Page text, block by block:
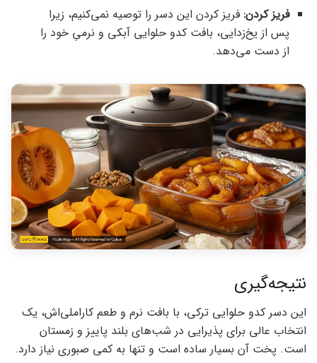
فریز کردن: فریز کردن این دسر را توصیه نمی‌کنیم، زیرا
پس از یخ‌زدایی، بافت کدو حلوایی آبکی و نرمیِ خود را
از دست می‌دهد.
نتیجه‌گیری
این دسر کدو حلوایی ترکی، با بافت نرم و طعم کاراملی‌اش، یک
انتخاب عالی برای پذیرایی در شب‌های بلند پاییز و زمستان
است. پخت آن بسیار ساده است و تنها به کمی صبوری نیاز دارد.